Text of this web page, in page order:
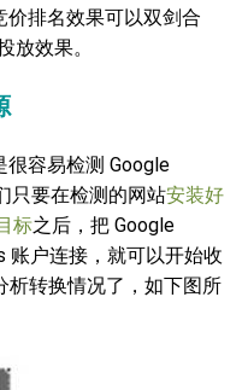
价排名效果可以双剑合
放效果。
很容易检测 Google
只要在检测的网站安装好
标之后，把 Google
账户连接，就可以开始收
析转换情况了，如下图所